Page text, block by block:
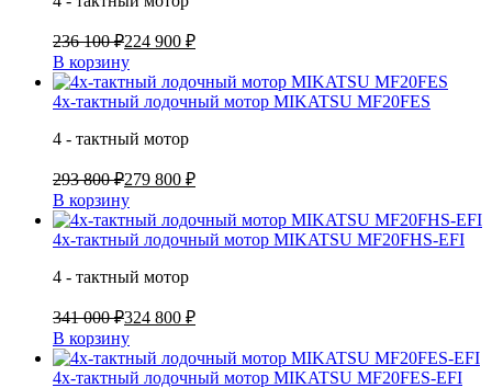
236 100 ₽224 900 ₽
В корзину
4х-тактный лодочный мотор MIKATSU MF20FES
4 - тактный мотор
293 800 ₽279 800 ₽
В корзину
4х-тактный лодочный мотор MIKATSU MF20FHS-EFI
4 - тактный мотор
341 000 ₽324 800 ₽
В корзину
4х-тактный лодочный мотор MIKATSU MF20FES-EFI